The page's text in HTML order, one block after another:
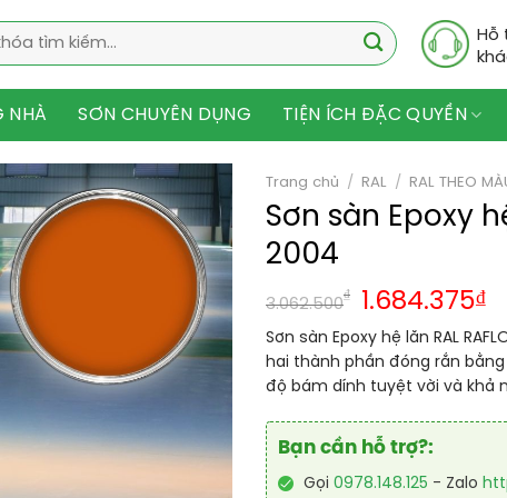
Hỗ
NHÀ SƠN CHUYÊN DỤNG TIỆN ÍCH ĐẶC QUYỀN
Trang chủ / RAL / RAL THEO
Sơn sàn Epoxy
2004
3.062.500
₫ 1.684.375₫
Sơn sàn Epoxy hệ lăn RAL
hai thành phần đóng rắn
độ bám dính tuyệt vời và khả
Bạn cần hỗ trợ?:
Gọi 0978.148.125 - Zalo